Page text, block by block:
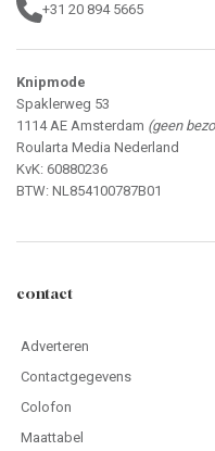
+31 20 894 5665
Knipmode
Spaklerweg 53
1114 AE Amsterdam (geen
Roularta Media Nederland
KvK: 60880236
BTW: NL854100787B01
contact
Adverteren
Contactgegevens
Colofon
Maattabel